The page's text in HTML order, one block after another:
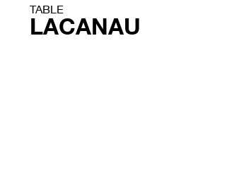
TABLE
LACANAU